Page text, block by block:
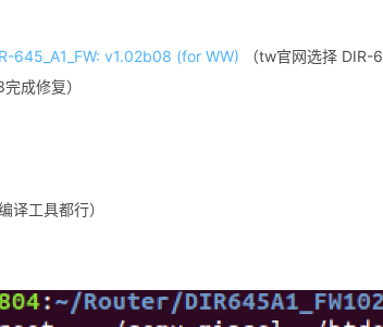
645_A1_FW: v1.02b08 (for WW) （tw官网选择 DIR-
成修复）
译工具都行）